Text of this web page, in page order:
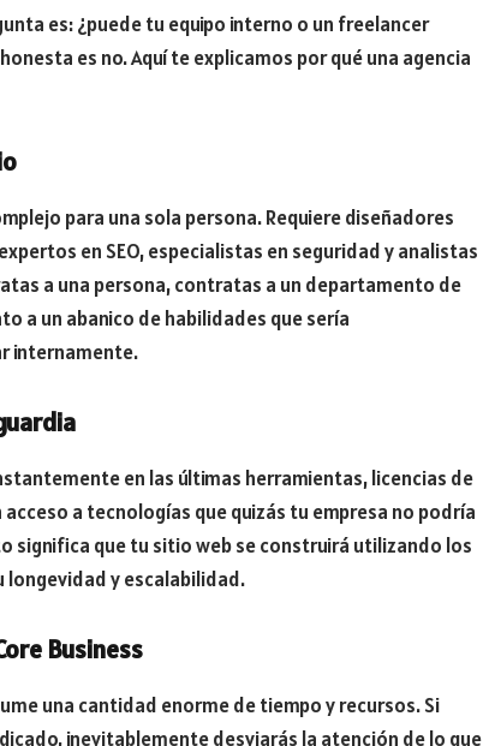
es: ¿puede tu equipo interno o un freelancer
es no. Aquí te explicamos por qué una agencia
para una sola persona. Requiere diseñadores
en SEO, especialistas en seguridad y analistas
a una persona, contratas a un departamento de
a un abanico de habilidades que sería
internamente.
en las últimas herramientas, licencias de
a tecnologías que quizás tu empresa no podría
significa que tu sitio web se construirá utilizando los
y escalabilidad.
Business
una cantidad enorme de tiempo y recursos. Si
inevitablemente desviarás la atención de lo que